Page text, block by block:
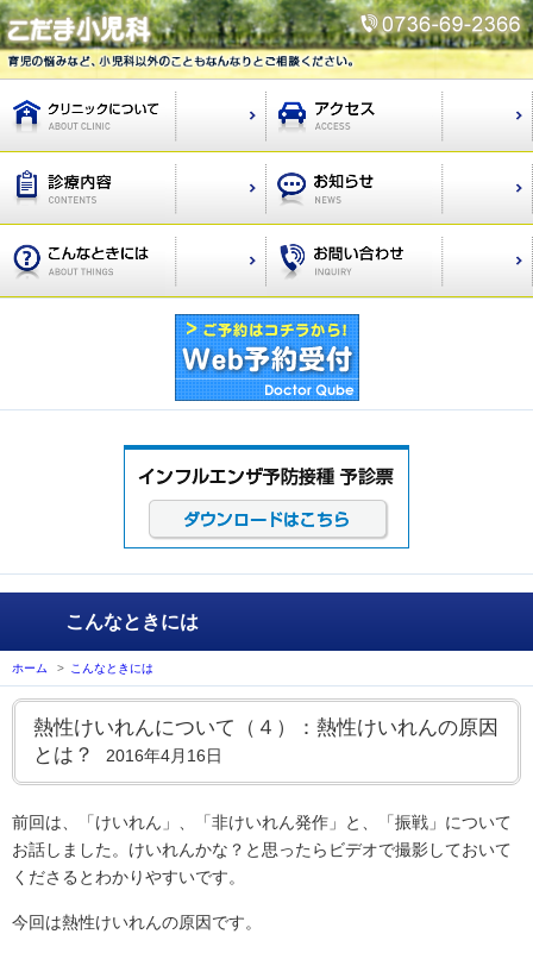
こんなときには
ホーム > こんなときには
熱性けいれんについて（４）：熱性けいれんの原因
とは？
2016年4月16日
前回は、「けいれん」、「非けいれん発作」と、「振戦」について
お話しました。けいれんかな？と思ったらビデオで撮影しておいて
くださるとわかりやすいです。
今回は熱性けいれんの原因です。